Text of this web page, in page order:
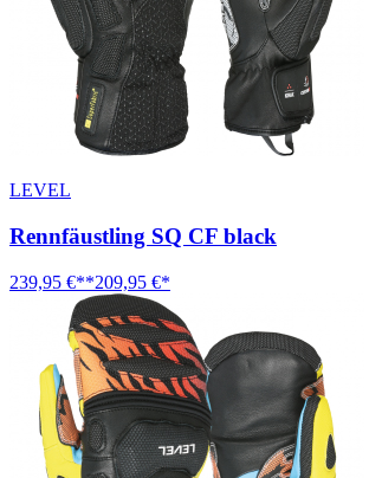
LEVEL
Rennfäustling SQ CF black
239,95 €**209,95 €*